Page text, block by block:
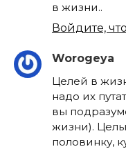
в жизни..
Войдите,
Worogeya
Целей в
надо их
вы
жизни).
половинку,